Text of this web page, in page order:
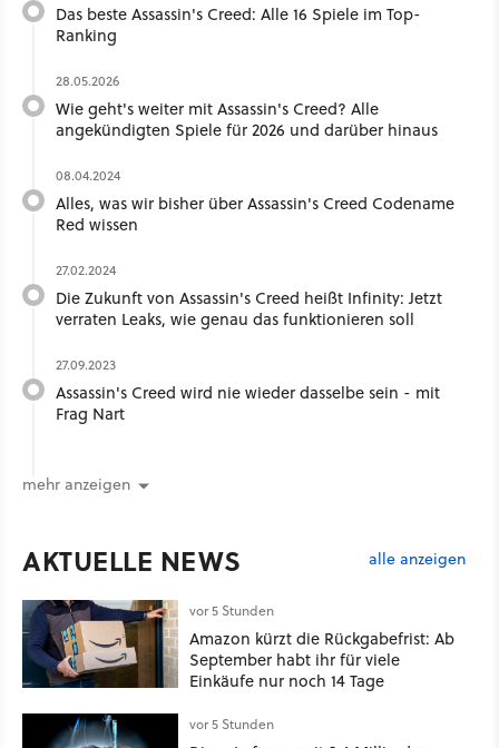
Das beste Assassin's Creed: Alle 16 Spiele im Top-
Ranking
28.05.2026
Wie geht's weiter mit Assassin's Creed? Alle
angekündigten Spiele für 2026 und darüber hinaus
08.04.2024
Alles, was wir bisher über Assassin's Creed Codename
Red wissen
27.02.2024
Die Zukunft von Assassin's Creed heißt Infinity: Jetzt
verraten Leaks, wie genau das funktionieren soll
27.09.2023
Assassin's Creed wird nie wieder dasselbe sein - mit
Frag Nart
mehr anzeigen
AKTUELLE NEWS alle anzeigen
vor 5 Stunden
Amazon kürzt die Rückgabefrist: Ab
September habt ihr für viele
Einkäufe nur noch 14 Tage
vor 5 Stunden